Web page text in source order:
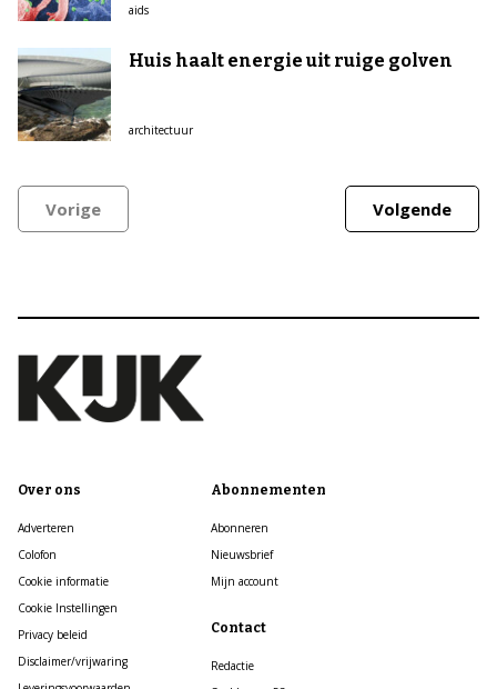
aids
Huis haalt energie uit ruige golven
architectuur
Vorige Volgende
Over ons
Adverteren
Colofon
Cookie informatie
Cookie Instellingen
Privacy beleid
Disclaimer/vrijwaring
Abonnementen
Abonneren
Nieuwsbrief
Mijn account
Contact
Redactie